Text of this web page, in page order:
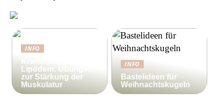
INFO
Lipödem: Übungen
zur Stärkung der
Muskulatur
INFO
Bastelideen für
Weihnachtskugeln